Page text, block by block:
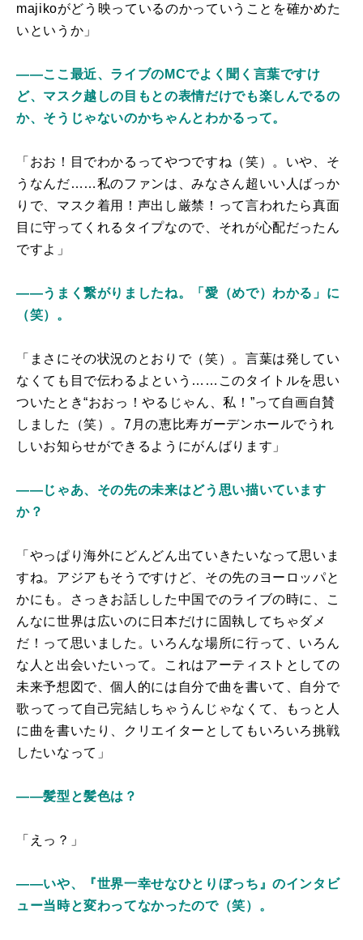
majikoがどう映っているのかっていうことを確かめた
いというか」
――ここ最近、ライブのMCでよく聞く言葉ですけ
ど、マスク越しの目もとの表情だけでも楽しんでるの
か、そうじゃないのかちゃんとわかるって。
「おお！目でわかるってやつですね（笑）。いや、そ
うなんだ……私のファンは、みなさん超いい人ばっか
りで、マスク着用！声出し厳禁！って言われたら真面
目に守ってくれるタイプなので、それが心配だったん
ですよ」
――うまく繋がりましたね。「愛（めで）わかる」に
（笑）。
「まさにその状況のとおりで（笑）。言葉は発してい
なくても目で伝わるよという……このタイトルを思い
ついたとき“おおっ！やるじゃん、私！”って自画自賛
しました（笑）。7月の恵比寿ガーデンホールでうれ
しいお知らせができるようにがんばります」
――じゃあ、その先の未来はどう思い描いています
か？
「やっぱり海外にどんどん出ていきたいなって思いま
すね。アジアもそうですけど、その先のヨーロッパと
かにも。さっきお話しした中国でのライブの時に、こ
んなに世界は広いのに日本だけに固執してちゃダメ
だ！って思いました。いろんな場所に行って、いろん
な人と出会いたいって。これはアーティストとしての
未来予想図で、個人的には自分で曲を書いて、自分で
歌ってって自己完結しちゃうんじゃなくて、もっと人
に曲を書いたり、クリエイターとしてもいろいろ挑戦
したいなって」
――髪型と髪色は？
「えっ？」
――いや、『世界一幸せなひとりぼっち』のインタビ
ュー当時と変わってなかったので（笑）。